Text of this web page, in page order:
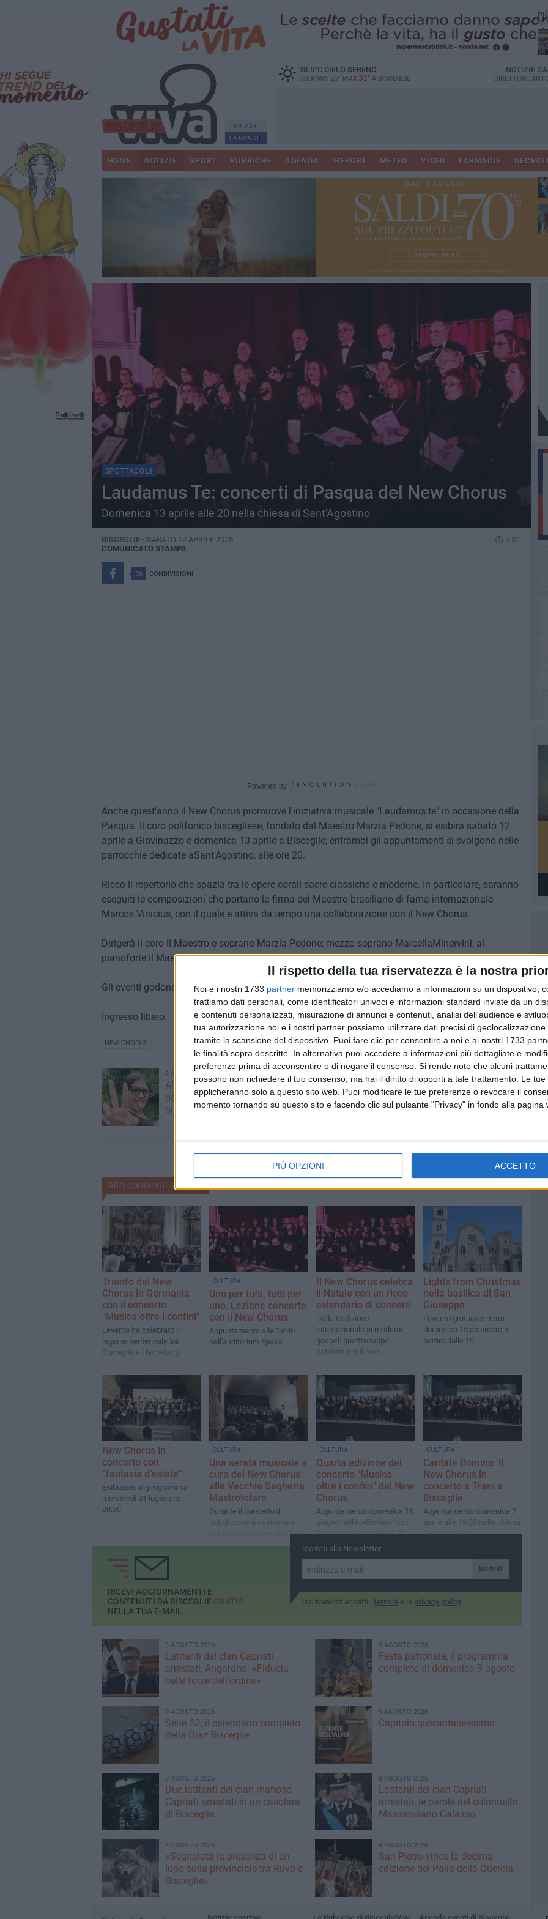
Il rispetto della tua riservatezza è la nostra
Noi e i nostri 1733 partner memorizziamo e/o accediamo a informazioni su un dispositivo,
trattiamo dati personali, come identificatori univoci e informazioni standard inviate da un
e contenuti personalizzati, misurazione di annunci e contenuti, analisi dell'audience e
tua autorizzazione noi e i nostri partner possiamo utilizzare dati precisi di
tramite la scansione del dispositivo. Puoi fare clic per consentire a noi e ai nostri 1733
le finalità sopra descritte. In alternativa puoi accedere a informazioni più dettagliate e
preferenze prima di acconsentire o di negare il consenso. Si rende noto che alcuni
possono non richiedere il tuo consenso, ma hai il diritto di opporti a tale trattamento. Le
applicheranno solo a questo sito web. Puoi modificare le tue preferenze o revocare il
momento tornando su questo sito e facendo clic sul pulsante "Privacy" in fondo alla pagina
PIÙ OPZIONI ACCETTO
30.727
FANPAGE
38.5°CCIELO SERENO
OGGI MIN 26° MAX 33° A BISCEGLIE
NOTIZIE
DIRETTORE
HOME NOTIZIE SPORT RUBRICHE AGENDA IREPORT METEO VIDEO FARMACIE
SPETTACOLI
Laudamus Te: concerti di Pasqua del New Chorus
Domenica 13 aprile alle 20 nella chiesa di Sant'Agostino
BISCEGLIE - SABATO 12 APRILE 2025
9.32
COMUNICATO STAMPA
56 CONDIVISIONI
Powered by
Anche quest'anno il New Chorus promuove l'iniziativa musicale "Laudamus te" in occasione della
Pasqua. Il coro polifonico biscegliese, fondato dal Maestro Marzia Pedone, si esibirà sabato 12
aprile a Giovinazzo e domenica 13 aprile a Bisceglie; entrambi gli appuntamenti si svolgono nelle
parrocchie dedicate aSant'Agostino, alle ore 20.
Ricco il repertorio che spazia tra le opere corali sacre classiche e moderne. In particolare, saranno
eseguiti le composizioni che portano la firma del Maestro brasiliano di fama internazionale
Marcos Vinicius, con il quale è attiva da tempo una collaborazione con il New Chorus.
Dirigerà il coro il Maestro e soprano Marzia Pedone; mezzo soprano MarcellaMinervini; al
pianoforte il Maestro Emanuele Petruzzella. Presenterà lapoetessa biscegliese Graziella De Cillis.
Gli eventi godono del patrocinio della città di Bisceglie e del sostegno di Confcommercio.
Ingresso libero.
NEW CHORUS
9 AGOSTO 2026
Alicia Amoruso, nuove iniziative
per ricordare la 12enne
biscegliese
9 AGOSTO 2026
Incendio in un appartamento di
viale Calace, evacuate due
famiglie
Altri contenuti a tema
Trionfo del New
Chorus in Germania
con il concerto
"Musica oltre i confini"
L'evento ha celebrato il
legame ventennale tra
Bisceglie e Hacheburg
CULTURA
Uno per tutti, tutti per
uno. Lezione concerto
con il New Chorus
Appuntamento alle 19:30
nell'auditorium Epass
Il New Chorus celebra
il Natale con un ricco
calendario di concerti
Dalla tradizione
internazionale ai moderni
gospel: quattro tappe
natalizie per il coro
Maestro Marzia Pedone
Lights from Christmas
nella basilica di San
Giuseppe
L'evento gratuito si terrà
domenica 15 dicembre a
partire dalle 19
New Chorus in
concerto con
“fantasia d’estate”
Esibizione in programma
mercoledì 31 luglio alle
20:30
CULTURA
Una serata musicale a
cura del New Chorus
alle Vecchie Segherie
Mastrototaro
Durante il concerto il
pubblico sarà coinvolto e
potranno assistere alle fasi
di preparazione e
CULTURA
Quarta edizione del
concerto "Musica
oltre i confini" del New
Chorus
Appuntamento domenica 16
giugno nell'auditorium "don
Pierino Arcieri" dalle 20.30
CULTURA
Cantate Domino. Il
New Chorus in
concerto a Trani e
Bisceglie
Appuntamento domenica 7
aprile alle 19.30 nella chiesa
Santa Maria di
Iscriviti alla Newsletter
Iscriviti
Iscrivendoti accetti i termini e la privacy policy
RICEVI AGGIORNAMENTI E
CONTENUTI DA BISCEGLIE GRATIS
NELLA TUA E-MAIL
9 AGOSTO 2026
Latitanti del clan Capriati
arrestati, Angarano: «Fiducia
nelle forze dell'ordine»
9 AGOSTO 2026
Festa patronale, il programma
completo di domenica 9 agosto
9 AGOSTO 2026
Serie A2, il calendario completo
della Diaz Bisceglie
9 AGOSTO 2026
Capitolo quarantaseiesimo
8 AGOSTO 2026
Due latitanti del clan mafioso
Capriati arrestati in un casolare
di Bisceglie
8 AGOSTO 2026
Latitanti del clan Capriati
arrestati, le parole del colonnello
Massimiliano Galasso
8 AGOSTO 2026
«Segnalata la presenza di un
lupo sulla provinciale tra Ruvo e
Bisceglie»
8 AGOSTO 2026
San Pietro vince la decima
edizione del Palio della Quercia